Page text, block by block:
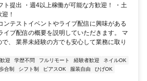
ト提出 ・週4以上稼働が可能な方歓迎！ ・土
！
ンテストイベントやライブ配信に興味がある
イブ配信の概要を説明していただきます。 マ
、 業界未経験の方でも安心して業務に取り
迎 学歴不問 フルリモート 経験者歓迎
ネイルOK
合制 シフト制 ピアスOK 服装自由
ひげOK